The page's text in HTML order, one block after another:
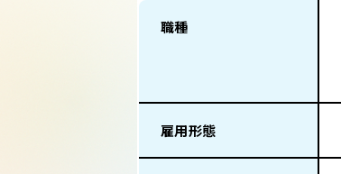
職種
雇用形態